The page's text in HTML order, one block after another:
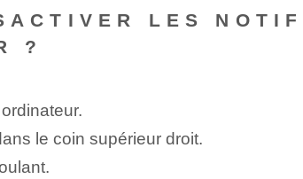
LES
?
le coin supérieur droit.